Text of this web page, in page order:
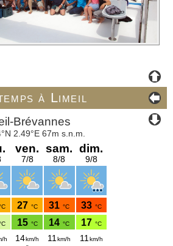
à Limeil